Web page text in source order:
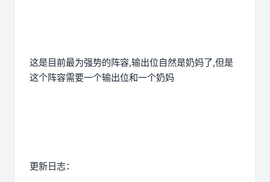
这是目前最为强势的阵容,输出位自然是奶妈了,但是
这个阵容需要一个输出位和一个奶妈
更新日志：